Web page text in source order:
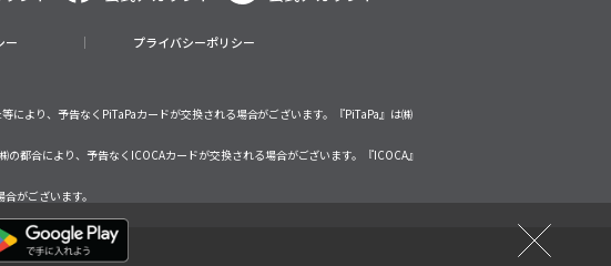
ー プライバシーポリシー
より、予告なくPiTaPaカードが交換される場合がございます。『PiTaPa』は㈱
都合により、予告なくICOCAカードが交換される場合がございます。『ICOCA』
がございます。